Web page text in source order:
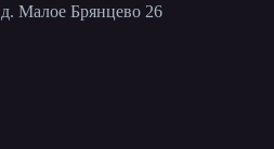
Малое Брянцево 26